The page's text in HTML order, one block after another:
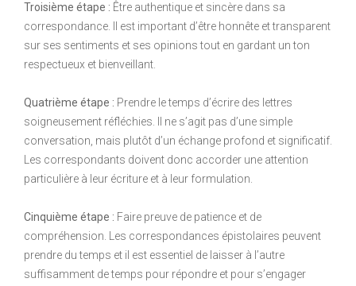
Troisième étape : Être authentique et sincère dans sa
correspondance. Il est important d’être honnête et transparent
sur ses sentiments et ses opinions tout en gardant un ton
respectueux et bienveillant.
Quatrième étape : Prendre le temps d’écrire des lettres
soigneusement réfléchies. Il ne s’agit pas d’une simple
conversation, mais plutôt d’un échange profond et significatif.
Les correspondants doivent donc accorder une attention
particulière à leur écriture et à leur formulation.
Cinquième étape : Faire preuve de patience et de
compréhension. Les correspondances épistolaires peuvent
prendre du temps et il est essentiel de laisser à l’autre
suffisamment de temps pour répondre et pour s’engager